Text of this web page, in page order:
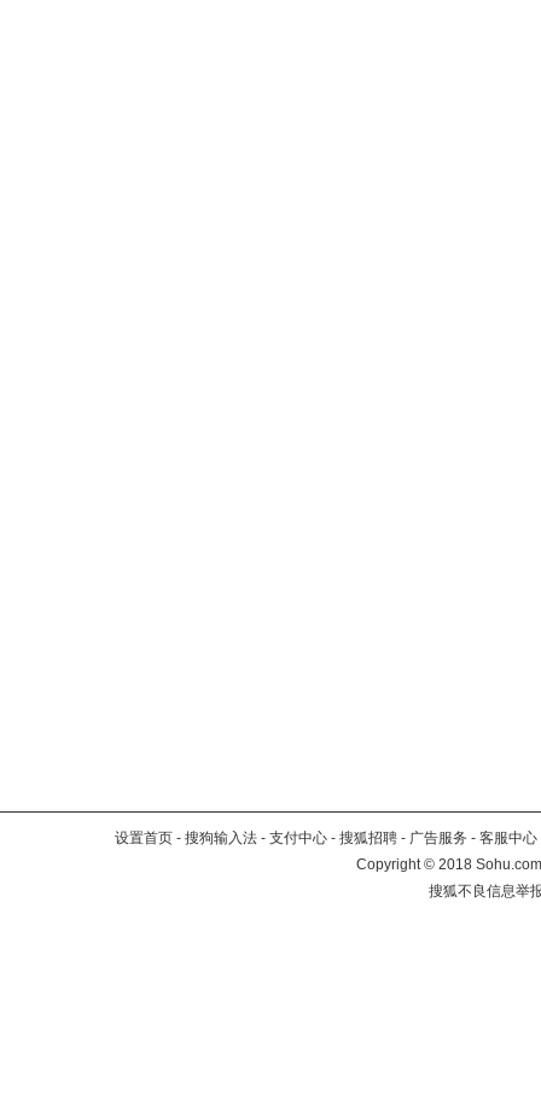
设置首页 - 搜狗输入法 - 支付中心 - 搜狐招聘 - 广告服务 - 客服中心
Copyright©2018
搜狐不良信息举